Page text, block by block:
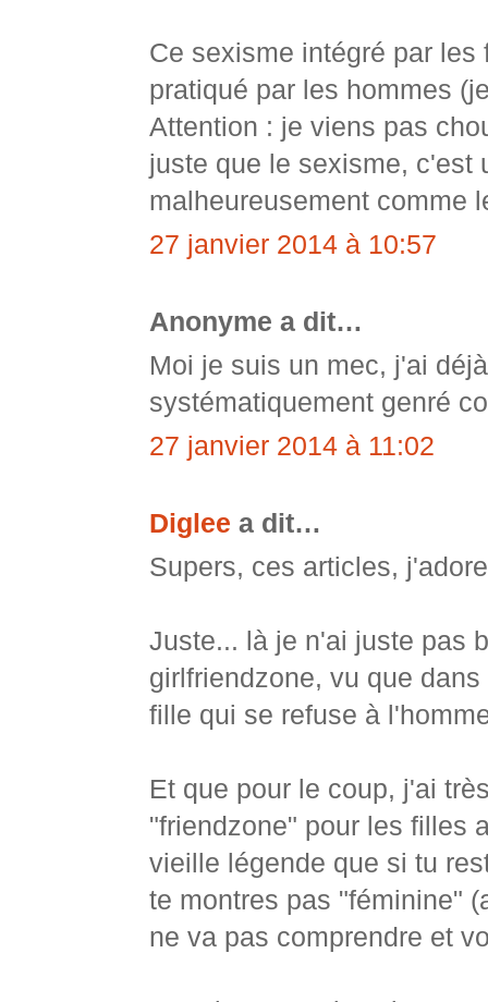
Ce sexisme intégré par
pratiqué par les hommes
Attention : je viens pas
juste que le sexisme, c'est
malheureusement comme
27 janvier 2014 à 10:57
Anonyme a dit…
Moi je suis un mec, j'ai
systématiquement genré
27 janvier 2014 à 11:02
Diglee a dit…
Supers, ces articles,
Juste... là je n'ai juste pas
girlfriendzone, vu que
fille qui se refuse à
Et que pour le coup, j'ai
"friendzone" pour les filles
vieille légende que si tu
te montres pas "féminine"
ne va pas comprendre et